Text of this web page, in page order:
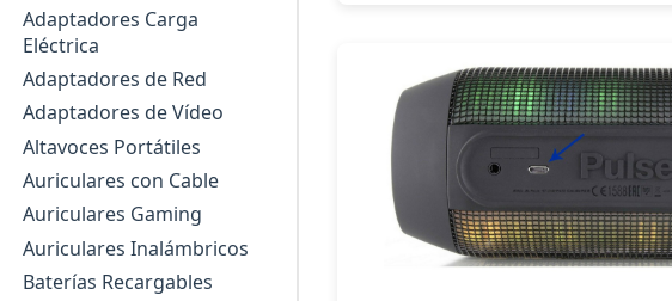
Adaptadores Carga
Eléctrica
Adaptadores de Red
Adaptadores de Vídeo
Altavoces Portátiles
Auriculares con Cable
Auriculares Gaming
Auriculares Inalámbricos
Baterías Recargables